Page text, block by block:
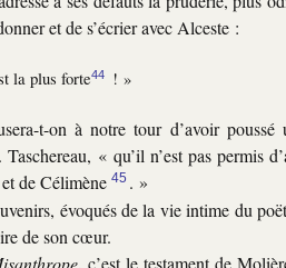
et de s’écrier avec Alceste :
la plus forte44 ! »
t-on à notre tour d’avoir
« qu’il n’est pas permis
de Célimène 45 . »
évoqués de la vie intime du
de son cœur.